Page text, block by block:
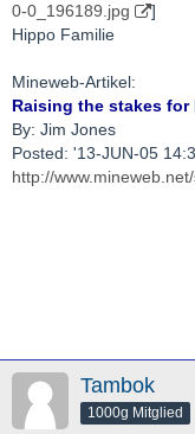
0-0_196189.jpg
]
Hippo Familie
Mineweb-Artikel:
Raising the stakes for
By: Jim Jones
Posted: '13-JUN-05
http://
Tambok
1000g Mitglied